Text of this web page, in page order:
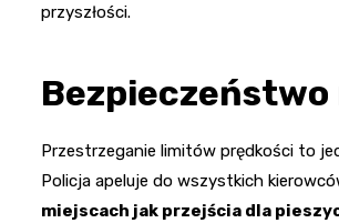
przyszłości.
Przestrzeganie limitów prędkości to
Policja apeluje do wszystkich
miejscach jak przejścia dla